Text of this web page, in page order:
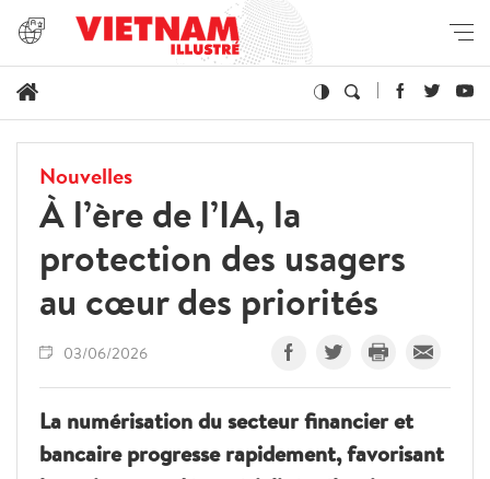
Nouvelles
À l’ère de l’IA, la
protection des usagers
au cœur des priorités
03/06/2026
La numérisation du secteur financier et
bancaire progresse rapidement, favorisant